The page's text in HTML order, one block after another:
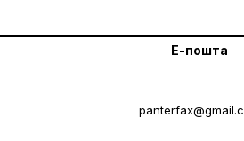
Е-пошта